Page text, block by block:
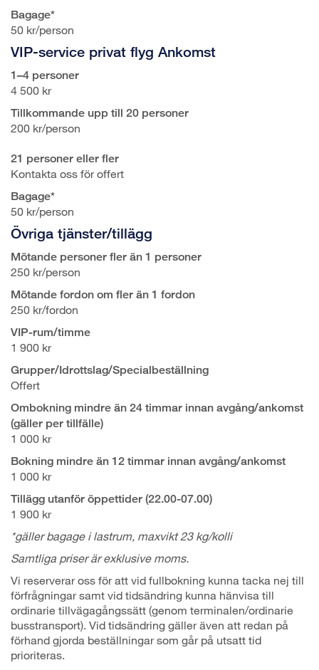
Bagage*
50 kr/person
VIP-service privat flyg Ankomst
1–4 personer
4 500 kr
Tillkommande upp till 20 personer
200 kr/person
21 personer eller fler
Kontakta oss för offert
Bagage*
50 kr/person
Övriga tjänster/tillägg
Mötande personer fler än 1 personer
250 kr/person
Mötande fordon om fler än 1 fordon
250 kr/fordon
VIP-rum/timme
1 900 kr
Grupper/Idrottslag/Specialbeställning
Offert
Ombokning mindre än 24 timmar innan avgång/ankomst
(gäller per tillfälle)
1 000 kr
Bokning mindre än 12 timmar innan avgång/ankomst
1 000 kr
Tillägg utanför öppettider (22.00-07.00)
1 900 kr
*gäller bagage i lastrum, maxvikt 23 kg/kolli
Samtliga priser är exklusive moms.
Vi reserverar oss för att vid fullbokning kunna tacka nej till
förfrågningar samt vid tidsändring kunna hänvisa till
ordinarie tillvägagångssätt (genom terminalen/ordinarie
busstransport). Vid tidsändring gäller även att redan på
förhand gjorda beställningar som går på utsatt tid
prioriteras.